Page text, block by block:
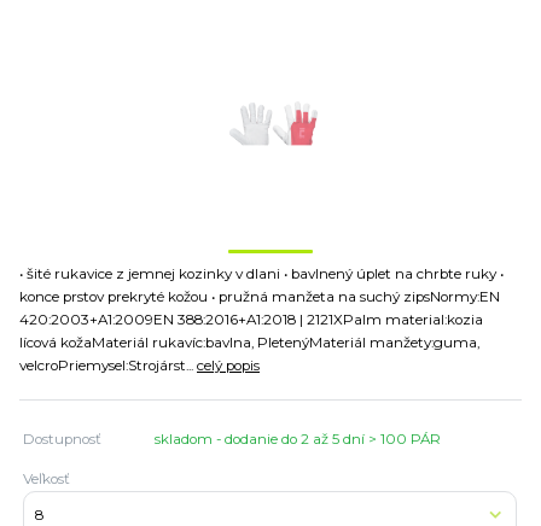
• šité rukavice z jemnej kozinky v dlani • bavlnený úplet na chrbte ruky •
konce prstov prekryté kožou • pružná manžeta na suchý zipsNormy:EN
420:2003+A1:2009EN 388:2016+A1:2018 | 2121XPalm material:kozia
lícová kožaMateriál rukavíc:bavlna, PletenýMateriál manžety:guma,
velcroPriemysel:Strojárst... celý popis
Dostupnosť skladom - dodanie do 2 až 5 dní > 100 PÁR
Veľkosť